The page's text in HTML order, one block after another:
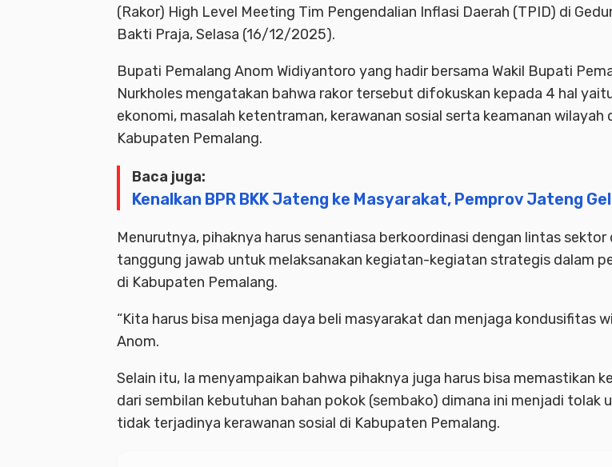
(Rakor) High Level Meeting Tim Pengendalian Inflasi Daerah (TPID) di
Bakti Praja, Selasa (16/12/2025).
Bupati Pemalang Anom Widiyantoro yang hadir bersama Wakil Bupati
Nurkholes mengatakan bahwa rakor tersebut difokuskan kepada 4 hal
ekonomi, masalah ketentraman, kerawanan sosial serta keamanan wilayah
Kabupaten Pemalang.
Baca juga:
Kenalkan BPR BKK Jateng ke Masyarakat, Pemprov Jateng
Menurutnya, pihaknya harus senantiasa berkoordinasi dengan lintas sektor
tanggung jawab untuk melaksanakan kegiatan-kegiatan strategis dalam
di Kabupaten Pemalang.
“Kita harus bisa menjaga daya beli masyarakat dan menjaga kondusifitas
Anom.
Selain itu, Ia menyampaikan bahwa pihaknya juga harus bisa memastikan
dari sembilan kebutuhan bahan pokok (sembako) dimana ini menjadi tolak
tidak terjadinya kerawanan sosial di Kabupaten Pemalang.